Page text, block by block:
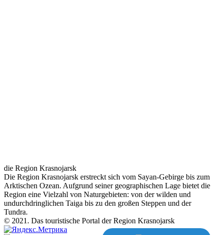
die Region Krasnojarsk
Die Region Krasnojarsk erstreckt sich vom Sayan-Gebirge bis zum
Arktischen Ozean. Aufgrund seiner geographischen Lage bietet die
Region eine Vielzahl von Naturgebieten: von der wilden und
undurchdringlichen Taiga bis zu den großen Steppen und der
Tundra.
© 2021. Das touristische Portal der Region Krasnojarsk